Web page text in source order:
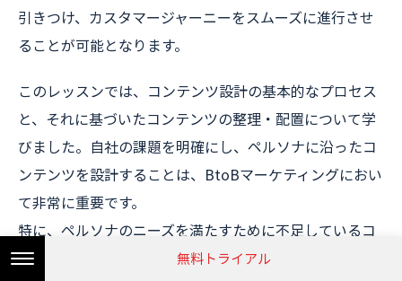
引きつけ、カスタマージャーニーをスムーズに進行させ
ることが可能となります。
このレッスンでは、コンテンツ設計の基本的なプロセス
と、それに基づいたコンテンツの整理・配置について学
びました。自社の課題を明確にし、ペルソナに沿ったコ
ンテンツを設計することは、BtoBマーケティングにおい
て非常に重要です。
特に、ペルソナのニーズを満たすために不足しているコ
ンテンツを見つけ、適切なカテゴリを追加することで、
無料トライアル